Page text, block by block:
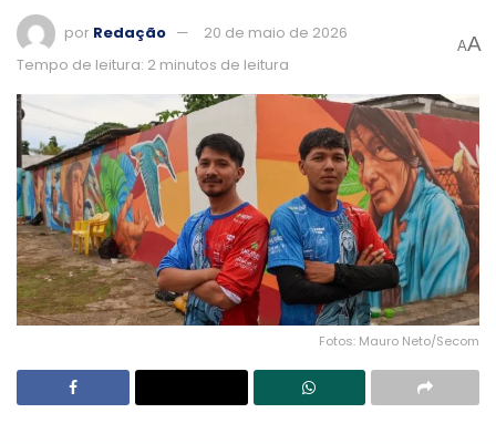
por Redação
20 de maio de 2026
Tempo de leitura: 2 minutos de leitura
AA
Fotos: Mauro Neto/Secom